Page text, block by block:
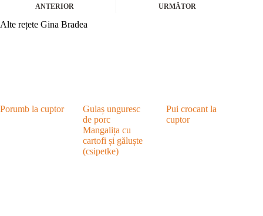
ANTERIOR URMĂTOR
Alte rețete Gina Bradea
Porumb la cuptor
Gulaș unguresc
de porc
Mangalița cu
cartofi și găluște
(csipetke)
Pui crocant la
cuptor